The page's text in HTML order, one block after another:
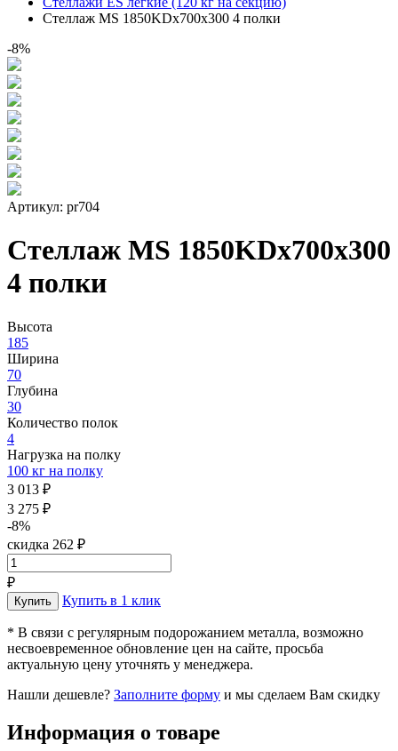
Стеллаж MS 1850KDх700x300 4 полки
-8%
Артикул: pr704
Стеллаж MS 1850KDх700x300
4 полки
Высота
185
Ширина
70
Глубина
30
Количество полок
4
Нагрузка на полку
100 кг на полку
3 013 ₽
3 275 ₽
-8%
скидка 262 ₽
₽
Купить в 1 клик
* В связи с регулярным подорожанием металла, возможно
несвоевременное обновление цен на сайте, просьба
актуальную цену уточнять у менеджера.
Нашли дешевле? Заполните форму и мы сделаем Вам скидку
Информация о товаре